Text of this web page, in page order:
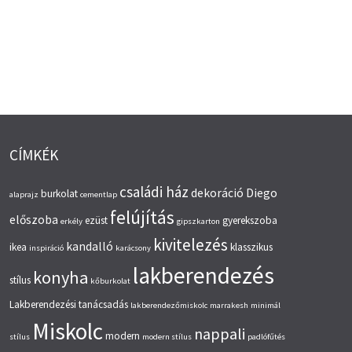
CÍMKÉK
alaprajz burkolat cementlap családi ház dekoráció Diego
előszoba erkély ezüst felújítás gipszkarton gyerekszoba
ikea inspiráció kandalló karácsony kivitelezés klasszikus
stílus konyha kőburkolat lakberendezés
Lakberendezési tanácsadás lakberendezőmiskolc marrakesh minimál
stílus Miskolc modern modern stílus nappali padlófűtés